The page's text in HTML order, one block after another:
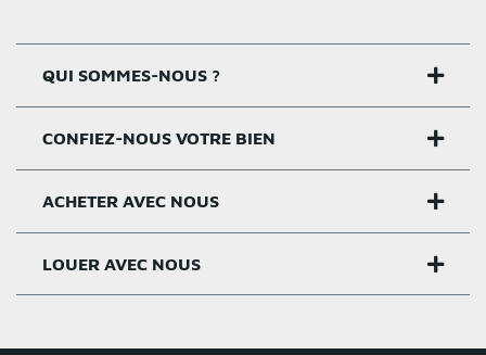
QUI SOMMES-NOUS ?
Nos agences
Notre histoire
Nos valeurs
CONFIEZ-NOUS VOTRE BIEN
Estimer un bien
Critères estimation
ACHETER AVEC NOUS
Acheter sur Rennes
LOUER AVEC NOUS